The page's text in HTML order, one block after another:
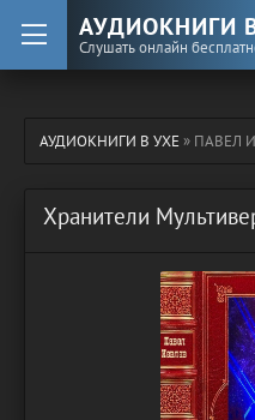
АУДИОКНИГИ
Слушать онлайн
АУДИОКНИГИ В УХЕ» ПАВЕЛ
Хранители